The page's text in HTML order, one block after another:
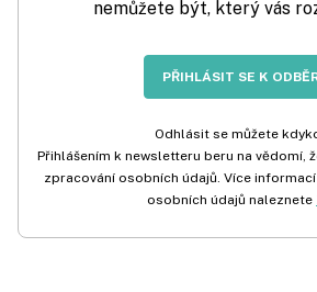
nemůžete být, který vás
PŘIHLÁSIT SE K
Odhlásit se můžete
Přihlášením k newsletteru beru na vědomí,
zpracování osobních údajů. Více
osobních údajů naleznete